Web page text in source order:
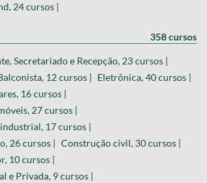
24 cursos |
358 cursos
Secretariado e Recepção, 23 cursos |
12 cursos |
Eletrônica, 40 cursos |
16 cursos |
27 cursos |
17 cursos |
26 cursos |
Construção civil, 30 cursos |
10 cursos |
e Privada, 9 cursos |